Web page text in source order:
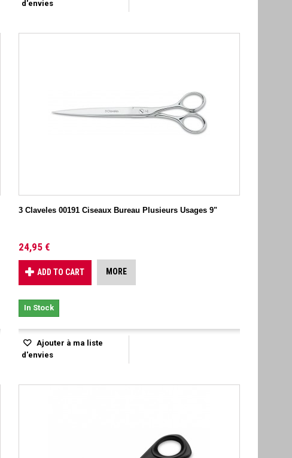
d'envies
3 Claveles 00191 Ciseaux Bureau Plusieurs Usages 9"
24,95 €
ADD TO CART MORE
In Stock
Ajouter à ma liste
d'envies